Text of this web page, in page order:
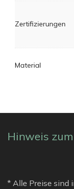
Zertifizierungen
Material
Hinweis
* Alle Preise sind